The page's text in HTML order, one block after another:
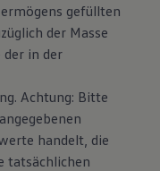
gefüllten
der Masse
der in der
Achtung: Bitte
handelt, die
tatsächlichen